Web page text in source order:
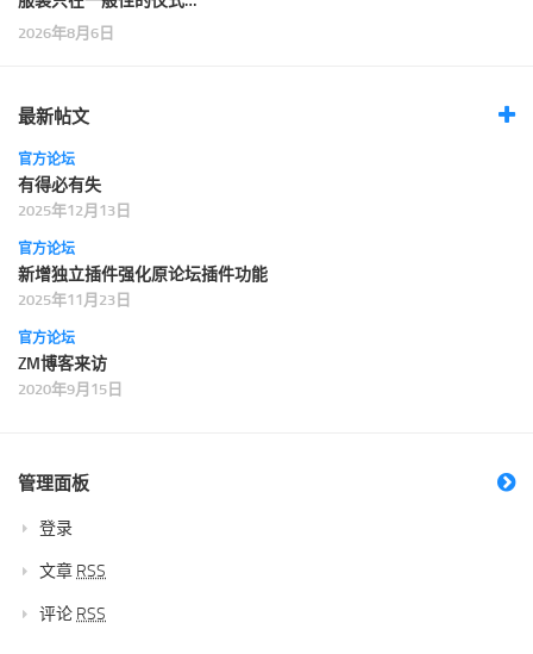
2026年8月6日
最新帖文
官方论坛
有得必有失
2025年12月13日
官方论坛
新增独立插件强化原论坛插件功能
2025年11月23日
官方论坛
ZM博客来访
2020年9月15日
管理面板
登录
文章 RSS
评论 RSS